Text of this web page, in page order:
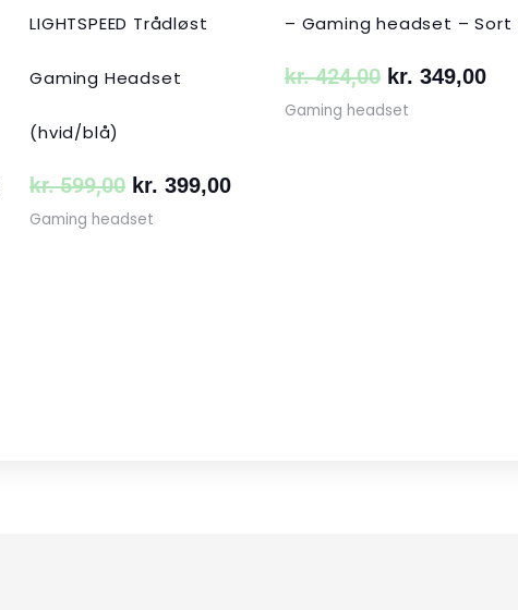
LIGHTSPEED Trådløst
Gaming Headset
(hvid/blå)
kr.599,00 kr. 399,00
Gaming headset
– Gaming headset – Sort
kr.424,00 kr. 349,00
Gaming headset